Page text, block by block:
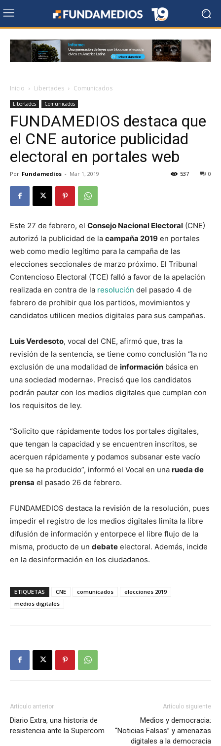
Inicio Libertades Comunicados
Libertades Comunicados
FUNDAMEDIOS destaca que
el CNE autorice publicidad
electoral en portales web
Por Fundamedios - Mar 1, 2019 0
537
Este 27 de febrero, el Consejo Nacional Electoral (CNE)
autorizó la publicidad de la campaña 2019 en portales
web como medio legítimo para la campaña de las
elecciones seccionales de marzo próximo. El Tribunal
Contencioso Electoral (TCE) falló a favor de la apelación
realizada en contra de la resolución del pasado 4 de
febrero de prohibir que los partidos, movimientos y
candidatos utilicen medios digitales para sus campañas.
Luis Verdesoto, vocal del CNE, afirmó que, tras la
revisión de la sentencia, se tiene como conclusión “la no
exclusión de una modalidad de información básica en
una sociedad moderna». Precisó que los candidatos
podrán pautar con los medios digitales que cumplan con
los requisitos de ley.
“Solicito que rápidamente todos los portales digitales,
que tengan la capacidad y se encuentren inscritos, se
acerquen rápidamente y podamos subsanar este vacío
que se ha producido”, informó el Vocal en una rueda de
prensa el pasado 26 de febrero.
FUNDAMEDIOS destaca la revisión de la resolución, pues
impedir el registro de los medios digitales limita la libre
difusión de información y entorpece el libre flujo de la
misma, producto de un debate electoral. Además, incide
en la desinformación en los ciudadanos.
ETIQUETAS CNE comunicados
elecciones 2019
medios digitales
Artículo anterior
Diario Extra, una historia de
resistencia ante la Supercom
Artículo siguiente
Medios y democracia:
“Noticias Falsas” y amenazas
digitales a la democracia